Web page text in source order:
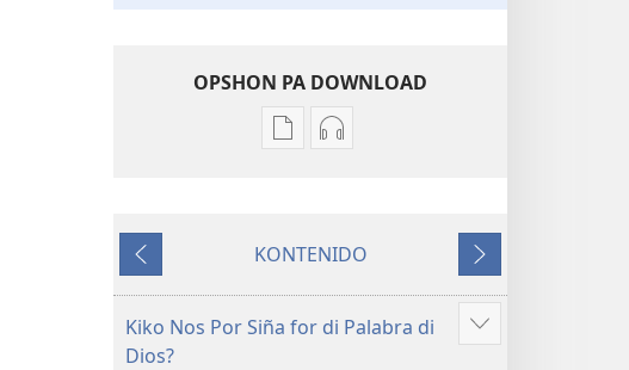
OPSHON PA DOWNLOAD
Opshon
Beibel
Tradukshon
di
Opshon
Beibel
Tradukshon
di
Anterior
KONTENIDO
Siguiente
Kiko Nos Por Siña for di Palabra di
Dios?
Mustra